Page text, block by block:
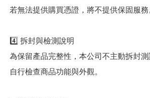
若無法提供購買憑證，將不提供保固服務
4️⃣ 拆封與檢測說明
為保留產品完整性，本公司不主動拆封
自行檢查商品功能與外觀。